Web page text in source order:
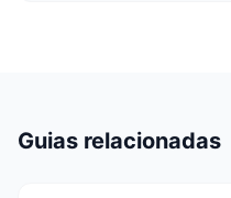
Guias relacionadas